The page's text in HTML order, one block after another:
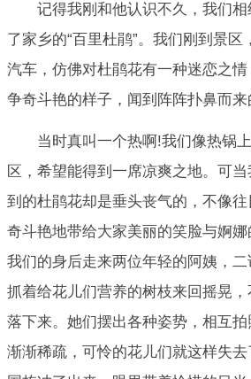
记得我刚和他认识不久，我们
了家乡的“百里杜鹃”。我们刚到景区
汽车，仿佛对杜鹃花有一种迷恋之
争奇斗艳的样子，闻到阵阵扑鼻而来
当时真叫一个热啊!我们像热锅
区，希望能得到一席凉爽之地。可
到的杜鹃花却是垂头丧气的，不像
奇斗艳地带给大家美丽的笑脸与婀
我们的身后走来两位年轻的阿姨，二
抓着给花儿们营养的树枝来回摇晃
落下来。她们摆出各种姿势，相互
渐渐稀疏，可怜的花儿们就这样失